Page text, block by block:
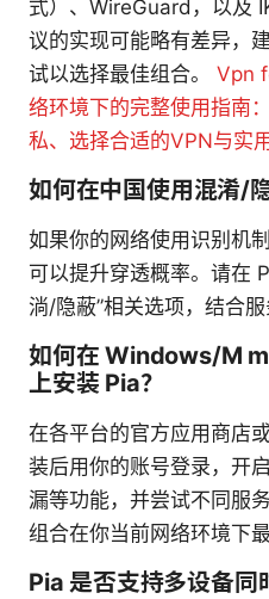
式）、WireGuard，以及
议的实现可能略有差异，
试以选择最佳组合。 Vpn
络环境下的完整使用指南
私、选择合适的VPN与实
如何在中国使用混淆/
如果你的网络使用识别机
可以提升穿透概率。请在
淌/隐蔽”相关选项，结合服
如何在 Windows/M
上安装 Pia？
在各平台的官方应用商店
装后用你的账号登录，开
漏等功能，并尝试不同服
组合在你当前网络环境下最
Pia 是否支持多设备同